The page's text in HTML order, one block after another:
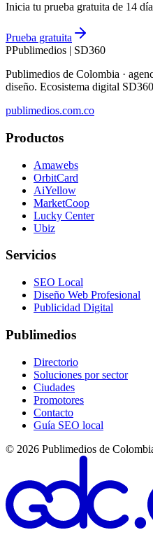
Inicia tu prueba gratuita de 14
Prueba gratuita
PPublimedios | SD360
Publimedios de Colombia ·
diseño. Ecosistema digital
publimedios.com.co
Productos
Amawebs
OrbitCard
AiYellow
MarketCoop
Lucky Center
Ubiz
Servicios
SEO Local
Diseño Web Profesional
Publicidad Digital
Publimedios
Directorio
Soluciones por sector
Ciudades
Promotores
Contacto
Guía SEO local
© 2026 Publimedios de